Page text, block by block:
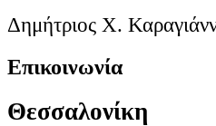
Δημήτριος Χ.
Επικοινωνία
Θεσσαλονίκη